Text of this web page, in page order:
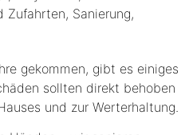
gekommen, gibt es einiges
sollten direkt behoben
und zur Werterhaltung.